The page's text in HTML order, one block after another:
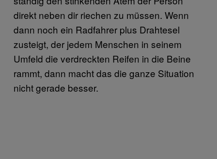
direkt neben dir riechen zu müssen. Wenn
dann noch ein Radfahrer plus Drahtesel
zusteigt, der jedem Menschen in seinem
Umfeld die verdreckten Reifen in die Beine
rammt, dann macht das die ganze Situation
nicht gerade besser.